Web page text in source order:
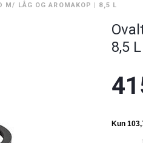
M/ LÅG OG AROMAKOP | 8,5 L
8,5 L